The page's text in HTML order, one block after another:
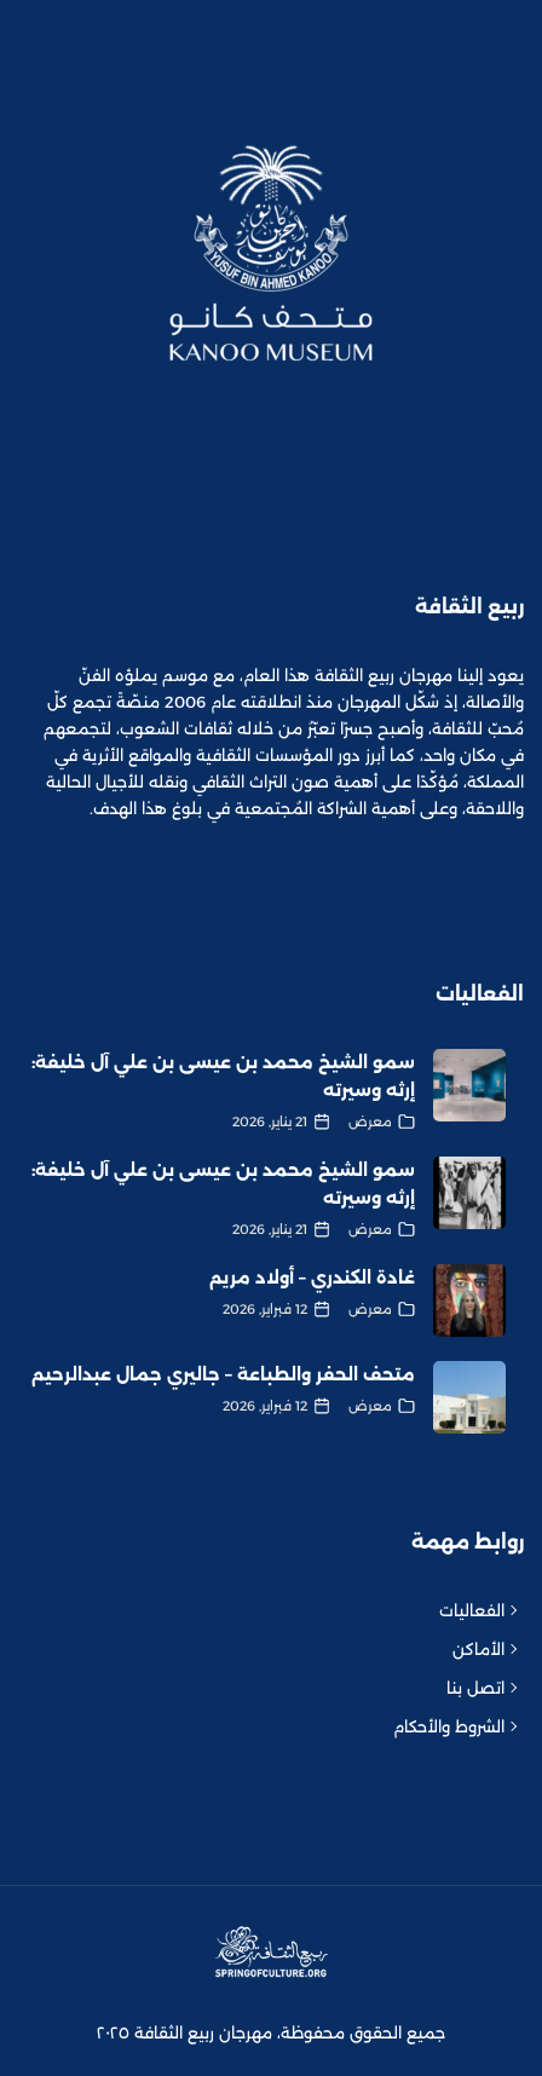
ربيع الثقافة
يعود إلينا مهرجان ربيع الثقافة هذا العام، مع موسم يملؤه الفنّ
والأصالة، إذ شكّل المهرجان منذ انطلاقته عام 2006 منصّةً تجمع كلّ
مُحبّ للثقافة، وأصبح جسرًا تعبّرُ من خلاله ثقافات الشعوب، لتجمعهم
في مكان واحد، كما أبرز دور المؤسسات الثقافية والمواقع الأثرية في
المملكة، مُؤكّدًا على أهمية صون التراث الثقافي ونقله للأجيال الحالية
واللاحقة، وعلى أهمية الشراكة المُجتمعية في بلوغ هذا الهدف.
الفعاليات
سمو الشيخ محمد بن عيسى بن علي آل خليفة:
إرثه وسيرته
معرض 21 يناير, 2026
سمو الشيخ محمد بن عيسى بن علي آل خليفة:
إرثه وسيرته
معرض 21 يناير, 2026
غادة الكندري – أولاد مريم
معرض 12 فبراير, 2026
متحف الحفر والطباعة – جاليري جمال عبدالرحيم
معرض 12 فبراير, 2026
روابط مهمة
الفعاليات
الأماكن
اتصل بنا
الشروط والأحكام
جميع الحقوق محفوظة، مهرجان ربيع الثقافة ٢٠٢٥